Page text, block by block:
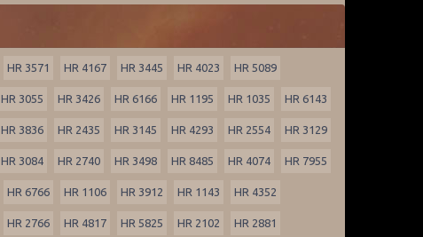
HR 3571 HR 4167 HR 3445 HR 4023 HR 5089
HR 3055 HR 3426 HR 6166 HR 1195 HR 1035 HR 6143
HR 3836 HR 2435 HR 3145 HR 4293 HR 2554 HR 3129
HR 3084 HR 2740 HR 3498 HR 8485 HR 4074 HR 7955
HR 6766 HR 1106 HR 3912 HR 1143 HR 4352
HR 2766 HR 4817 HR 5825 HR 2102 HR 2881